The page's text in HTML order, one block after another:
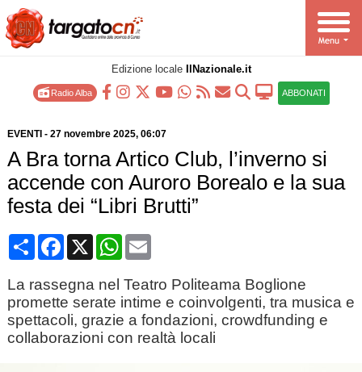
Edizione locale IlNazionale.it
Radio Alba ABBONATI
EVENTI - 27 novembre 2025, 06:07
A Bra torna Artico Club, l’inverno si
accende con Auroro Borealo e la sua
festa dei “Libri Brutti”
CondividiFacebook
X WhatsApp
Email
La rassegna nel Teatro Politeama Boglione
promette serate intime e coinvolgenti, tra musica e
spettacoli, grazie a fondazioni, crowdfunding e
collaborazioni con realtà locali